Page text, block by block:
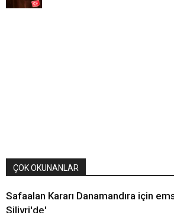
ÇOK OKUNANLAR
Safaalan Kararı Danamandıra için
Silivri'de'